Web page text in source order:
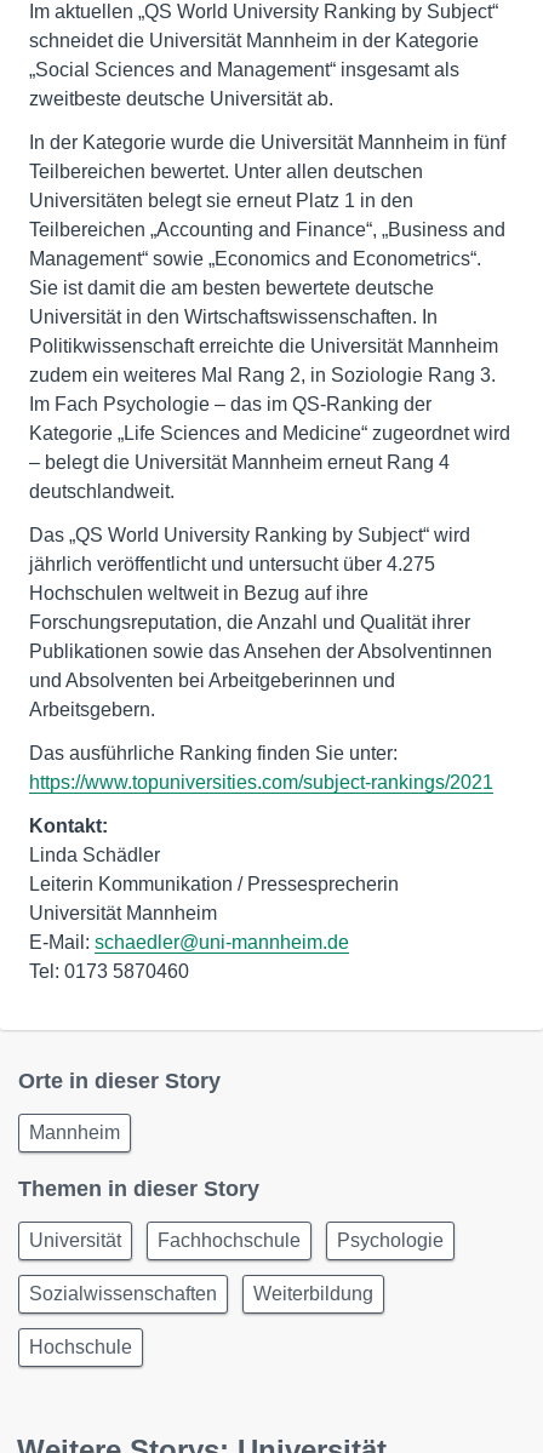
Im aktuellen „QS World University Ranking by Subject“
schneidet die Universität Mannheim in der Kategorie
„Social Sciences and Management“ insgesamt als
zweitbeste deutsche Universität ab.
In der Kategorie wurde die Universität Mannheim in fünf
Teilbereichen bewertet. Unter allen deutschen
Universitäten belegt sie erneut Platz 1 in den
Teilbereichen „Accounting and Finance“, „Business and
Management“ sowie „Economics and Econometrics“.
Sie ist damit die am besten bewertete deutsche
Universität in den Wirtschaftswissenschaften. In
Politikwissenschaft erreichte die Universität Mannheim
zudem ein weiteres Mal Rang 2, in Soziologie Rang 3.
Im Fach Psychologie – das im QS-Ranking der
Kategorie „Life Sciences and Medicine“ zugeordnet wird
– belegt die Universität Mannheim erneut Rang 4
deutschlandweit.
Das „QS World University Ranking by Subject“ wird
jährlich veröffentlicht und untersucht über 4.275
Hochschulen weltweit in Bezug auf ihre
Forschungsreputation, die Anzahl und Qualität ihrer
Publikationen sowie das Ansehen der Absolventinnen
und Absolventen bei Arbeitgeberinnen und
Arbeitsgebern.
Das ausführliche Ranking finden Sie unter:
https://www.topuniversities.com/subject-rankings/2021
Kontakt:
Linda Schädler
Leiterin Kommunikation / Pressesprecherin
Universität Mannheim
E-Mail: schaedler@uni-mannheim.de
Tel: 0173 5870460
Orte in dieser Story
Mannheim
Themen in dieser Story
Universität Fachhochschule Psychologie
Sozialwissenschaften Weiterbildung
Hochschule